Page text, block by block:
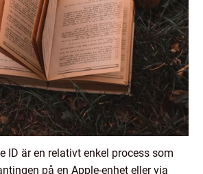
ID är en relativt enkel process som
på en Apple-enhet eller via